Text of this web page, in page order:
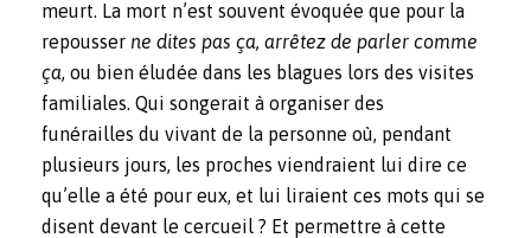
meurt. La mort n’est souvent évoquée que pour la
repousser ne dites pas ça, arrêtez de parler comme
ça, ou bien éludée dans les blagues lors des visites
familiales. Qui songerait à organiser des
funérailles du vivant de la personne où, pendant
plusieurs jours, les proches viendraient lui dire ce
qu’elle a été pour eux, et lui liraient ces mots qui se
disent devant le cercueil ? Et permettre à cette